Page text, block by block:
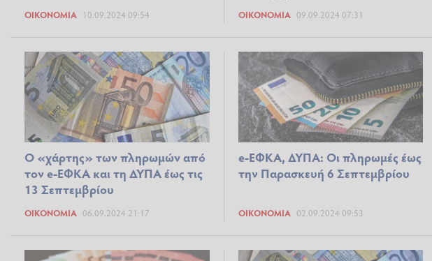
ΟΙΚΟΝΟΜΊΑ 10.09.2024 09:54 ΟΙΚΟΝΟΜΊΑ 09.09.2024 07:31
Ο «χάρτης» των πληρωμών από
τον e-ΕΦΚΑ και τη ΔΥΠΑ έως τις
13 Σεπτεμβρίου
ΟΙΚΟΝΟΜΊΑ 06.09.2024 21:17
e-ΕΦΚΑ, ΔΥΠΑ: Οι πληρωμές έως
την Παρασκευή 6 Σεπτεμβρίου
ΟΙΚΟΝΟΜΊΑ 02.09.2024 09:53